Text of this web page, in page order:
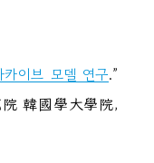
이브 모델 연구.”
院 韓國學大學院,